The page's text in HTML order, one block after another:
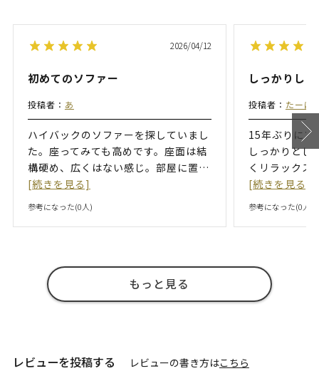
2026/04/12
初めてのソファー
投稿者： あ
ハイバックのソファーを探していまし
た。座ってみても高めです。座面は結
構硬め、広くはない感じ。部屋に置…
[続きを見る]
参考になった(0人)
しっかりし
投稿者： たーぼ
15年ぶりにソ
しっかりとし
くリラックス
[続きを見る]
参考になった(0人)
もっと見る
レビューを投稿する レビューの書き方はこちら